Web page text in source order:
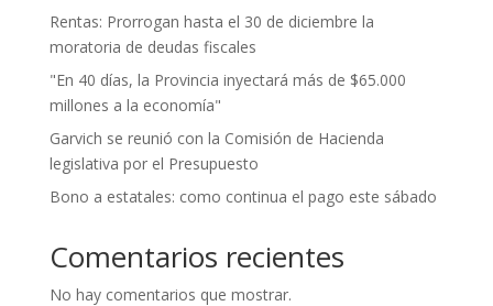
Rentas: Prorrogan hasta el 30 de diciembre la
moratoria de deudas fiscales
"En 40 días, la Provincia inyectará más de $65.000
millones a la economía"
Garvich se reunió con la Comisión de Hacienda
legislativa por el Presupuesto
Bono a estatales: como continua el pago este sábado
Comentarios recientes
No hay comentarios que mostrar.